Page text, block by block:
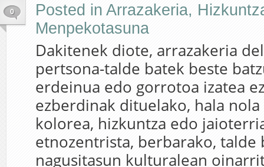
0 Posted in Arrazakeria,
Menpekotasuna
Dakitenek diote, arrazakeria
pertsona-talde batek beste
erdeinua edo gorrotoa izatea
ezberdinak dituelako, hala nola
kolorea, hizkuntza edo
etnozentrista, berbarako, talde
nagusitasun kulturalean